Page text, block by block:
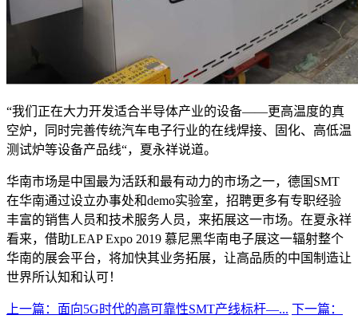
“我们正在大力开发适合半导体产业的设备——更高温度的真
空炉，同时完善传统汽车电子行业的在线焊接、固化、高低温
测试炉等设备产品线“，夏永祥说道。
华南市场是中国最为活跃和最有动力的市场之一，德国SMT
在华南通过设立办事处和demo实验室，招聘更多有专职经验
丰富的销售人员和技术服务人员，来拓展这一市场。在夏永祥
看来，借助LEAP Expo 2019 慕尼黑华南电子展这一辐射整个
华南的展会平台，将加快其业务拓展，让高品质的中国制造让
世界所认知和认可！
上一篇：面向5G时代的高可靠性SMT产线标杆—... 下一篇：